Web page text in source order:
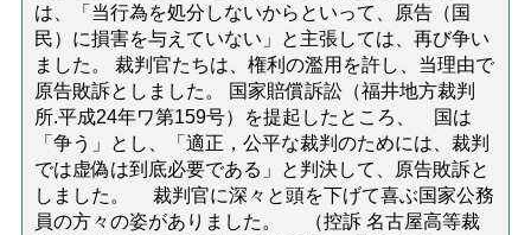
は、「当行為を処分しないからといって、原告（国
民）に損害を与えていない」と主張しては、再び争い
ました。 裁判官たちは、権利の濫用を許し、当理由で
原告敗訴としました。 国家賠償訴訟（福井地方裁判
所.平成24年ワ第159号）を提起したところ、 国は
「争う」とし、「適正，公平な裁判のためには、裁判
では虚偽は到底必要である」と判決して、原告敗訴と
しました。 裁判官に深々と頭を下げて喜ぶ国家公務
員の方々の姿がありました。 （控訴 名古屋高等裁